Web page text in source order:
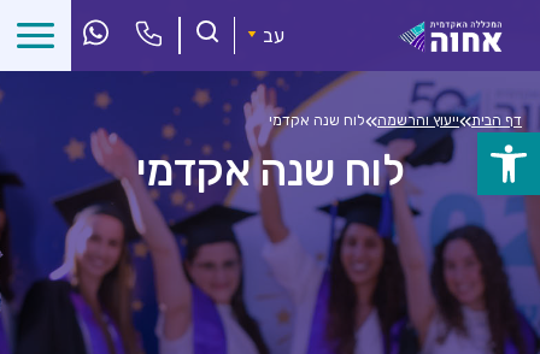
פתח
סרגל
נגישות
התוכן
עב
דף הבית»ייעוץ והרשמה»לוח שנה אקדמי
לוח שנה אקדמי